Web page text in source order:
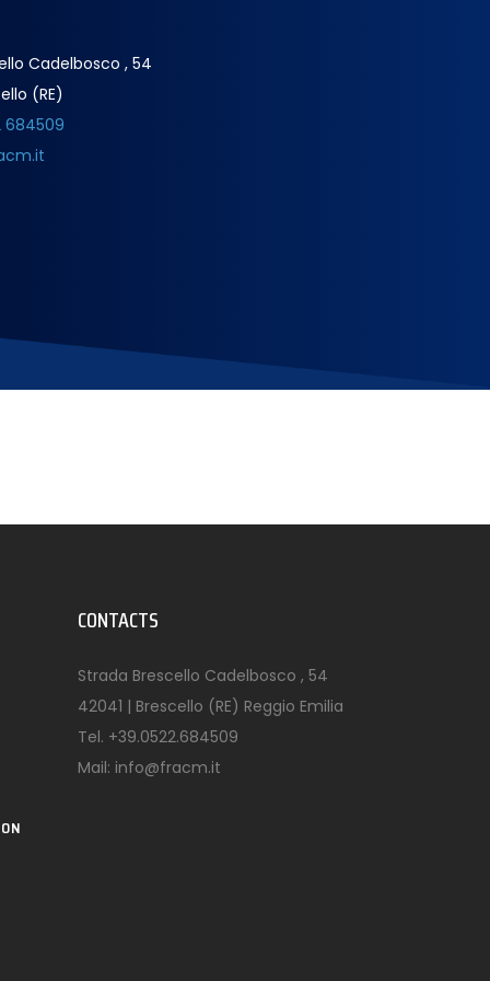
Cadelbosco , 54
(RE)
684509
CONTACTS
Strada Brescello Cadelbosco , 54
42041 | Brescello (RE) Reggio Emilia
Tel. +39.0522.684509
Mail: info@fracm.it